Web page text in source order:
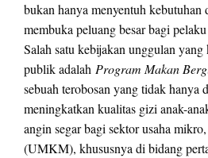
bukan hanya menyentuh kebutuhan
membuka peluang besar bagi
Salah satu kebijakan unggulan
publik adalah Program Makan
sebuah terobosan yang tidak hanya
meningkatkan kualitas gizi anak-
angin segar bagi sektor usaha
(UMKM), khususnya di bidang